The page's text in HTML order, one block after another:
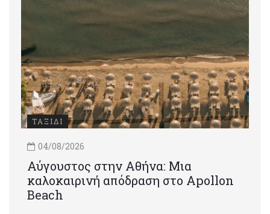
ΤΑΞΙΔΙ
04/08/2026
Αύγουστος στην Αθήνα: Μια
καλοκαιρινή απόδραση στο Apollon
Beach